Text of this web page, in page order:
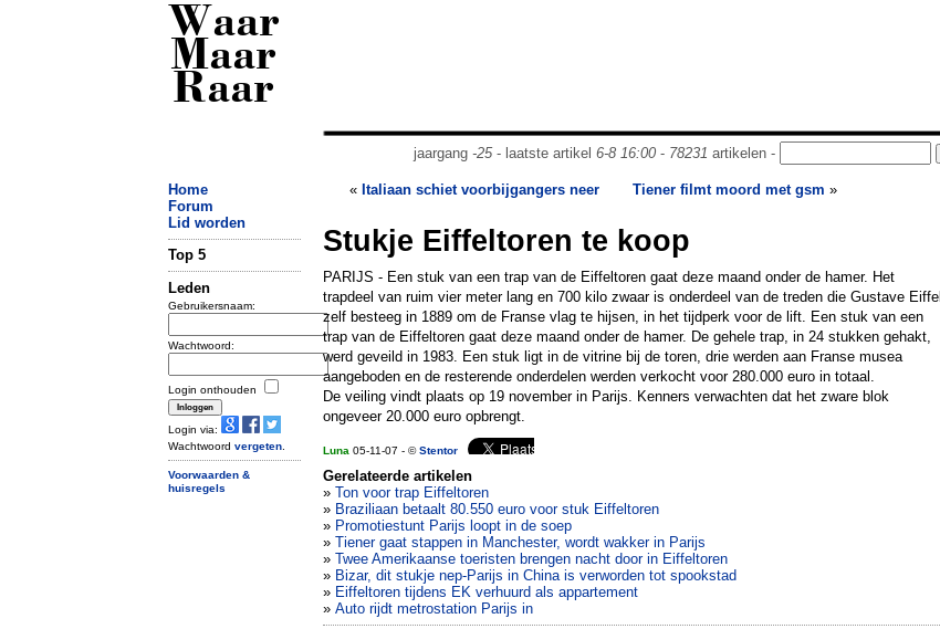
Waar
Maar
Raar
jaargang -25- laatste artikel 6-8 16:00- 78231 artikelen -
Home
Forum
Lid worden
Top 5
Leden
Gebruikersnaam:
Wachtwoord:
Login onthouden
Login via:
Wachtwoord vergeten
Voorwaarden &
huisregels
« Italiaan schiet voorbijgangers neer Tiener filmt moord met gsm »
Stukje Eiffeltoren te koop
PARIJS - Een stuk van een trap van de Eiffeltoren gaat deze maand onder de hamer. Het
trapdeel van ruim vier meter lang en 700 kilo zwaar is onderdeel van de treden die Gustave Eiffel
zelf besteeg in 1889 om de Franse vlag te hijsen, in het tijdperk voor de lift. Een stuk van een
trap van de Eiffeltoren gaat deze maand onder de hamer. De gehele trap, in 24 stukken gehakt,
werd geveild in 1983. Een stuk ligt in de vitrine bij de toren, drie werden aan Franse musea
aangeboden en de resterende onderdelen werden verkocht voor 280.000 euro in totaal.
De veiling vindt plaats op 19 november in Parijs. Kenners verwachten dat het zware blok
ongeveer 20.000 euro opbrengt.
Luna 05-11-07 - ©Stentor
Gerelateerde artikelen
» Ton voor trap Eiffeltoren
» Braziliaan betaalt 80.550 euro voor stuk Eiffeltoren
» Promotiestunt Parijs loopt in de soep
» Tiener gaat stappen in Manchester, wordt wakker in Parijs
» Twee Amerikaanse toeristen brengen nacht door in Eiffeltoren
» Bizar, dit stukje nep-Parijs in China is verworden tot spookstad
» Eiffeltoren tijdens EK verhuurd als appartement
» Auto rijdt metrostation Parijs in